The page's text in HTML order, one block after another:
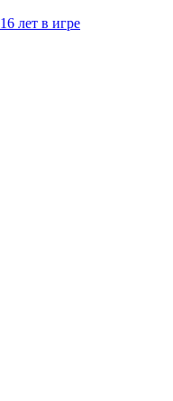
16 лет в игре